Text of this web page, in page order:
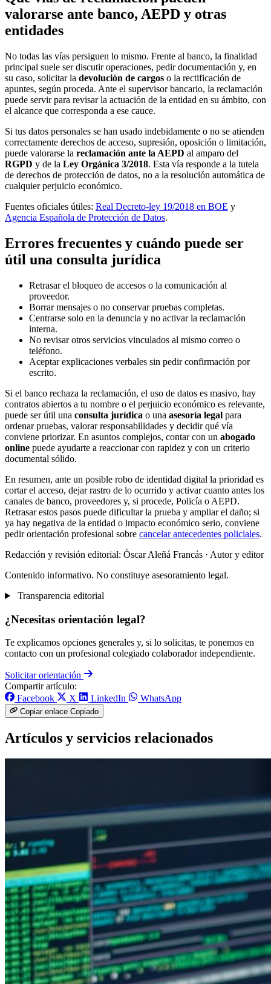
valorarse ante banco, AEPD y otras
entidades
No todas las vías persiguen lo mismo. Frente al banco, la finalidad
principal suele ser discutir operaciones, pedir documentación y, en
su caso, solicitar la devolución de cargos o la rectificación de
apuntes, según proceda. Ante el supervisor bancario, la reclamación
puede servir para revisar la actuación de la entidad en su ámbito, con
el alcance que corresponda a ese cauce.
Si tus datos personales se han usado indebidamente o no se atienden
correctamente derechos de acceso, supresión, oposición o limitación,
puede valorarse la reclamación ante la AEPD al amparo del
RGPD y de la Ley Orgánica 3/2018. Esta vía responde a la tutela
de derechos de protección de datos, no a la resolución automática de
cualquier perjuicio económico.
Fuentes oficiales útiles: Real Decreto-ley 19/2018 en BOE y
Agencia Española de Protección de Datos.
Errores frecuentes y cuándo puede ser
útil una consulta jurídica
Retrasar el bloqueo de accesos o la comunicación al
proveedor.
Borrar mensajes o no conservar pruebas completas.
Centrarse solo en la denuncia y no activar la reclamación
interna.
No revisar otros servicios vinculados al mismo correo o
teléfono.
Aceptar explicaciones verbales sin pedir confirmación por
escrito.
Si el banco rechaza la reclamación, el uso de datos es masivo, hay
contratos abiertos a tu nombre o el perjuicio económico es relevante,
puede ser útil una consulta jurídica o una asesoría legal para
ordenar pruebas, valorar responsabilidades y decidir qué vía
conviene priorizar. En asuntos complejos, contar con un abogado
online puede ayudarte a reaccionar con rapidez y con un criterio
documental sólido.
En resumen, ante un posible robo de identidad digital la prioridad es
cortar el acceso, dejar rastro de lo ocurrido y activar cuanto antes los
canales de banco, proveedores y, si procede, Policía o AEPD.
Retrasar estos pasos puede dificultar la prueba y ampliar el daño; si
ya hay negativa de la entidad o impacto económico serio, conviene
pedir orientación profesional sobre cancelar antecedentes policiales.
Redacción y revisión editorial: Òscar Aleñá Francás · Autor y editor
Contenido informativo. No constituye asesoramiento legal.
Transparencia editorial
¿Necesitas orientación legal?
Te explicamos opciones generales y, si lo solicitas, te ponemos en
contacto con un profesional colegiado colaborador independiente.
Solicitar orientación
Compartir artículo:
Facebook
X LinkedIn WhatsApp
Copiar enlace Copiado
Artículos y servicios relacionados